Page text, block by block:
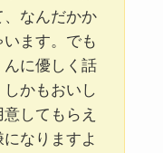
なんだかか
ます。でも
んに優しく話
かもおいし
してもらえ
なりますよ